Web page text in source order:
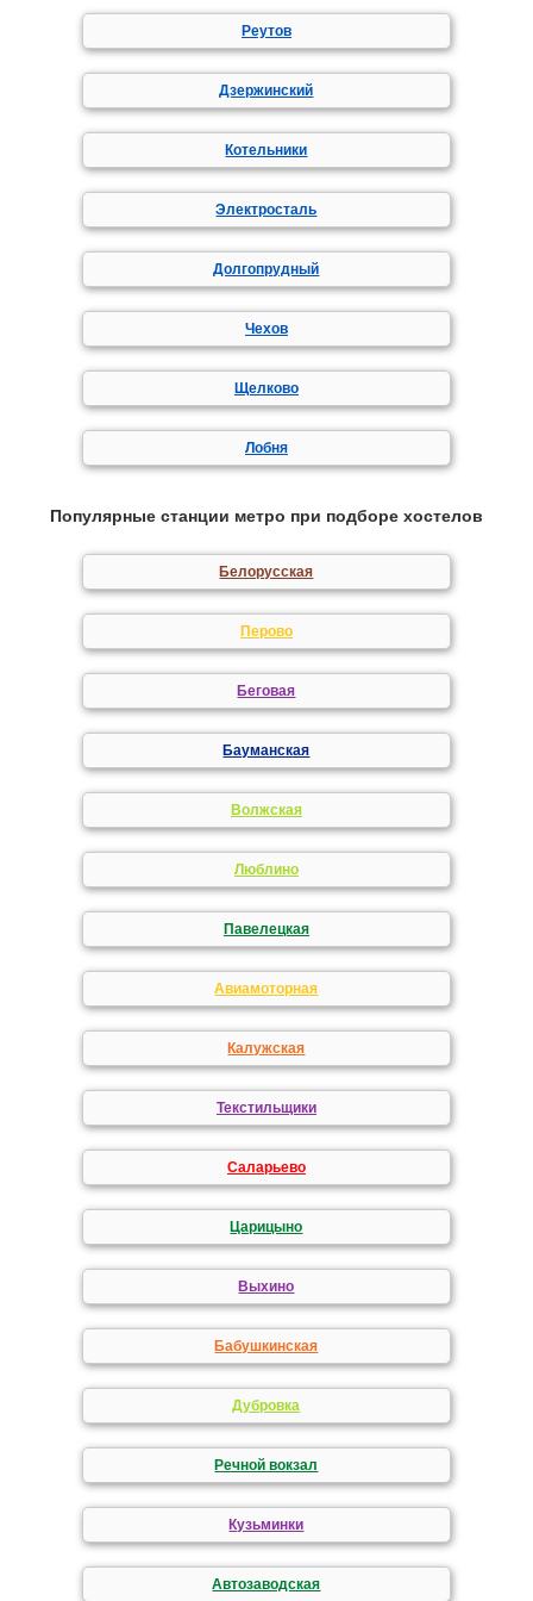
Реутов
Дзержинский
Котельники
Электросталь
Долгопрудный
Чехов
Щелково
Лобня
Популярные станции метро при подборе хостелов
Белорусская
Перово
Беговая
Бауманская
Волжская
Люблино
Павелецкая
Авиамоторная
Калужская
Текстильщики
Саларьево
Царицыно
Выхино
Бабушкинская
Дубровка
Речной вокзал
Кузьминки
Автозаводская